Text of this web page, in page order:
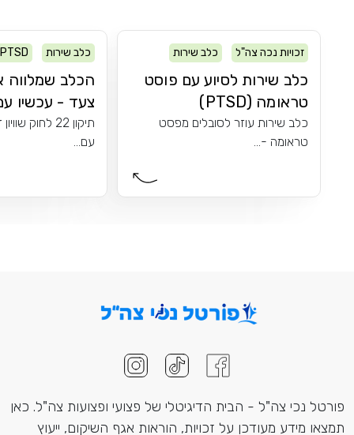
זכויות נכה צה"ל
כלב שירות
PTSD
כלב שירות לסיוע עם פוסט
טראומה (PTSD)
כלב שירות עוזר לסובלים מפסט
טראומה -...
כלב שירות PTSD
הכלב שמלווה
צעד - עכשיו
תיקון 22 לחוק
עם...
פורטל נכי צה"ל - הבית הדיגיטלי של פצועי ופצועות צה"ל. כאן
תמצאו מידע מעודכן על זכויות, הוראות אגף השיקום, ייעוץ